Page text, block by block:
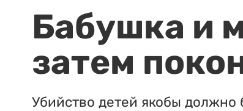
Бабушка и
затем
Убийство детей якобы должно